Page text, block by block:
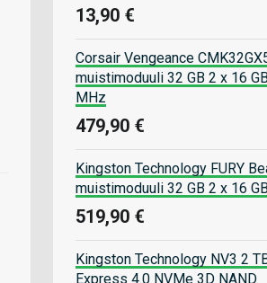
13,90 €
Corsair Vengeance
muistimoduuli 32 GB 2 x 16
MHz
479,90 €
Kingston Technology FURY
muistimoduuli 32 GB 2 x 16
519,90 €
Kingston Technology NV3 2
Express 4.0 NVMe 3D NAND